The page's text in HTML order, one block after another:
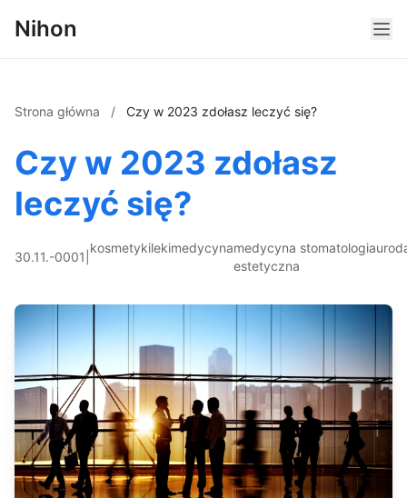
Nihon
Strona główna / Czy w 2023 zdołasz leczyć się?
Czy w 2023 zdołasz
leczyć się?
30.11.-0001
kosmetykilekimedycynamedycyna
estetyczna
stomatologia